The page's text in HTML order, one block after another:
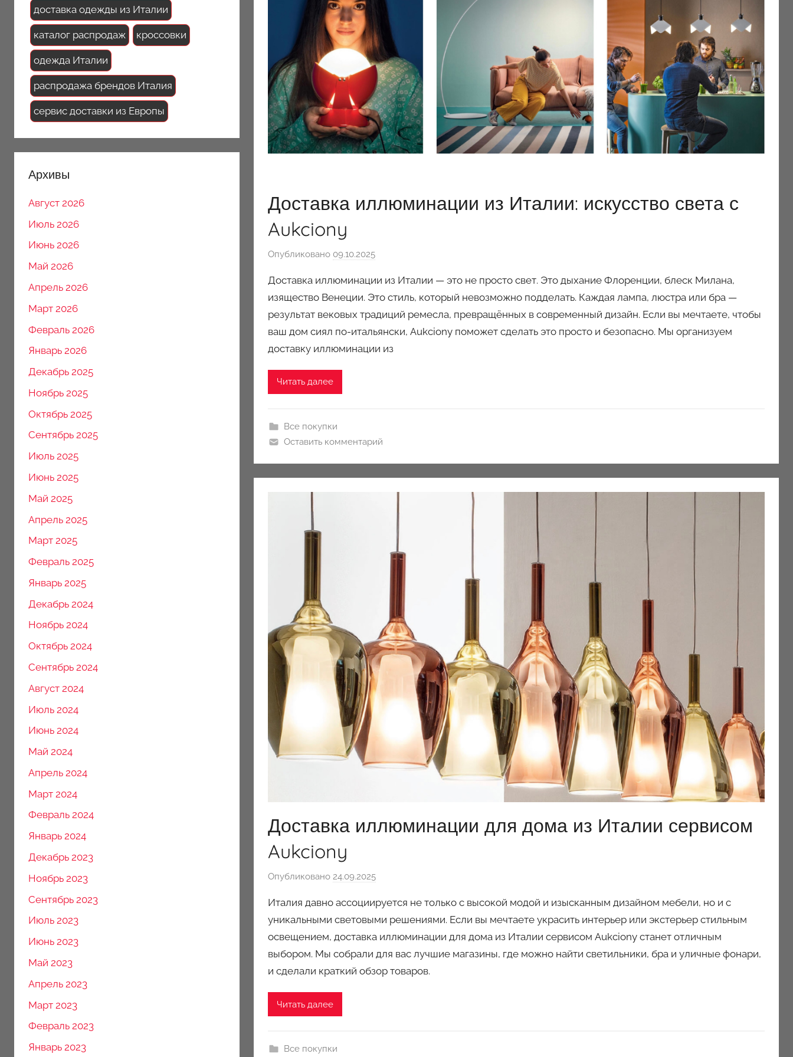
Доставка иллюминации из Италии: искусство света с
Aukciony
Опубликовано 09.10.2025а
т
о
р
о
м
o
Доставка иллюминации из Италии — это не просто свет. Это дыхание Флоренции, блеск Милана,
изящество Венеции. Это стиль, который невозможно подделать. Каждая лампа, люстра или бра —
результат вековых традиций ремесла, превращённых в современный дизайн. Если вы мечтаете, чтобы
ваш дом сиял по-итальянски, Aukciony поможет сделать это просто и безопасно. Мы организуем
доставку иллюминации из
Читать далее
Все покупки
Оставить комментарий
Доставка иллюминации для дома из Италии сервисом
Aukciony
Опубликовано 24.09.2025а
т
о
р
о
м
Италия давно ассоциируется не только с высокой модой и изысканным дизайном мебели, но и с
уникальными световыми решениями. Если вы мечтаете украсить интерьер или экстерьер стильным
освещением, доставка иллюминации для дома из Италии сервисом Aukciony станет отличным
выбором. Мы собрали для вас лучшие магазины, где можно найти светильники, бра и уличные фонари,
и сделали краткий обзор товаров.
Читать далее
Все покупки
доставка одежды из Италии
каталог распродаж кроссовки
одежда Италии
распродажа брендов Италия
сервис доставки из Европы
Архивы
Август 2026
Июль 2026
Июнь 2026
Май 2026
Апрель 2026
Март 2026
Февраль 2026
Январь 2026
Декабрь 2025
Ноябрь 2025
Октябрь 2025
Сентябрь 2025
Июль 2025
Июнь 2025
Май 2025
Апрель 2025
Март 2025
Февраль 2025
Январь 2025
Декабрь 2024
Ноябрь 2024
Октябрь 2024
Сентябрь 2024
Август 2024
Июль 2024
Июнь 2024
Май 2024
Апрель 2024
Март 2024
Февраль 2024
Январь 2024
Декабрь 2023
Ноябрь 2023
Сентябрь 2023
Июль 2023
Июнь 2023
Май 2023
Апрель 2023
Март 2023
Февраль 2023
Январь 2023